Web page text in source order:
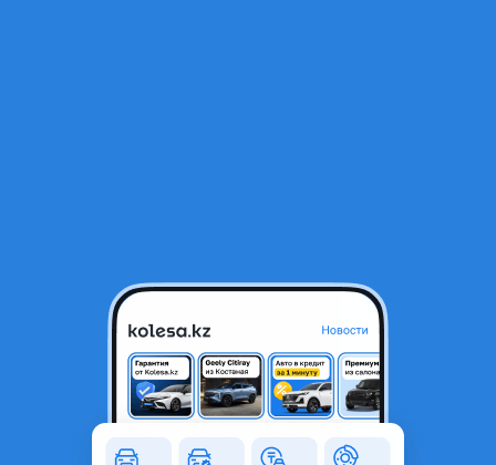
Раздатка раздаточная коробка 1vd 1vd-ftv 3ur в отличном
состоянии 3ur-fe
500 000 ₸